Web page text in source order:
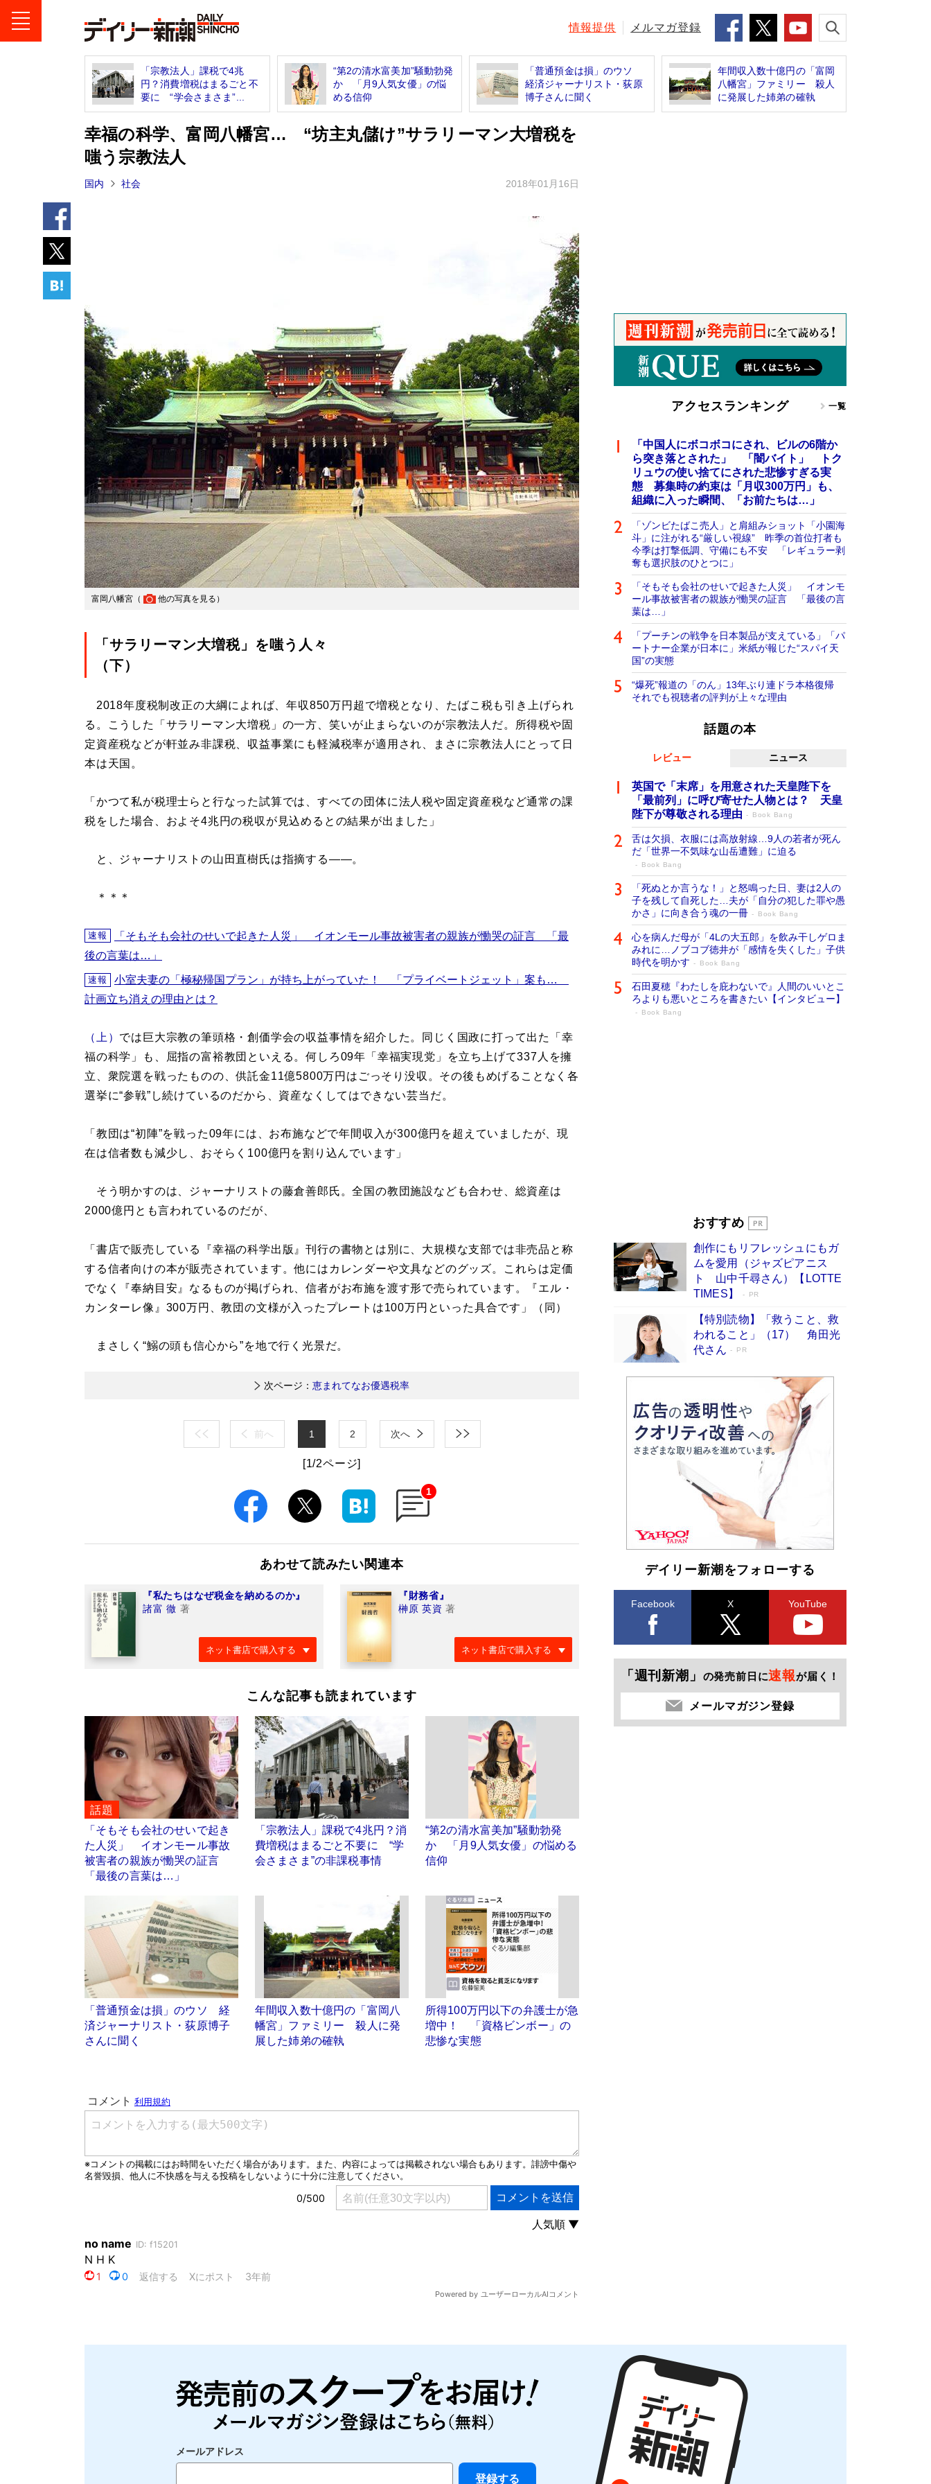
情報提供 メルマガ登録
「宗教法人」課税で4兆
円？消費増税はまるごと不
要に “学会さまさま”...
“第2の清水富美加”騒動勃発
か 「月9人気女優」の悩
める信仰
「普通預金は損」のウソ
経済ジャーナリスト・荻原
博子さんに聞く
年間収入数十億円の「富岡
八幡宮」ファミリー 殺人
に発展した姉弟の確執
幸福の科学、富岡八幡宮… “坊主丸儲け”サラリーマン大増税を
嗤う宗教法人
国内 社会 2018年01月16日
富岡八幡宮（ 他の写真を見る ）
「サラリーマン大増税」を嗤う人々
（下）
2018年度税制改正の大綱によれば、年収850万円超で増税となり、たばこ税も引き上げられ
る。こうした「サラリーマン大増税」の一方、笑いが止まらないのが宗教法人だ。所得税や固
定資産税などが軒並み非課税、収益事業にも軽減税率が適用され、まさに宗教法人にとって日
本は天国。
「かつて私が税理士らと行なった試算では、すべての団体に法人税や固定資産税など通常の課
税をした場合、およそ4兆円の税収が見込めるとの結果が出ました」
と、ジャーナリストの山田直樹氏は指摘する――。
＊＊＊
速報
「そもそも会社のせいで起きた人災」 イオンモール事故被害者の親族が慟哭の証言 「最
後の言葉は…」
速報
小室夫妻の「極秘帰国プラン」が持ち上がっていた！ 「プライベートジェット」案も…
計画立ち消えの理由とは？
（上） では巨大宗教の筆頭格・創価学会の収益事情を紹介した。同じく国政に打って出た「幸
福の科学」も、屈指の富裕教団といえる。何しろ09年「幸福実現党」を立ち上げて337人を擁
立、衆院選を戦ったものの、供託金11億5800万円はごっそり没収。その後もめげることなく各
選挙に“参戦”し続けているのだから、資産なくしてはできない芸当だ。
「教団は“初陣”を戦った09年には、お布施などで年間収入が300億円を超えていましたが、現
在は信者数も減少し、おそらく100億円を割り込んでいます」
そう明かすのは、ジャーナリストの藤倉善郎氏。全国の教団施設なども合わせ、総資産は
2000億円とも言われているのだが、
「書店で販売している『幸福の科学出版』刊行の書物とは別に、大規模な支部では非売品と称
する信者向けの本が販売されています。他にはカレンダーや文具などのグッズ。これらは定価
でなく『奉納目安』なるものが掲げられ、信者がお布施を渡す形で売られています。『エル・
カンターレ像』300万円、教団の文様が入ったプレートは100万円といった具合です」（同）
まさしく“鰯の頭も信心から”を地で行く光景だ。
次ページ： 恵まれてなお優遇税率
前へ 1 2 次へ
[1/2ページ]
1
あわせて読みたい関連本
『私たちはなぜ税金を納めるのか』
諸富 徹 著
ネット書店で購入する
『財務省』
榊原 英資 著
ネット書店で購入する
こんな記事も読まれています
話題
「そもそも会社のせいで起き
た人災」 イオンモール事故
被害者の親族が慟哭の証言
「最後の言葉は…」
「宗教法人」課税で4兆円？消
費増税はまるごと不要に “学
会さまさま”の非課税事情
“第2の清水富美加”騒動勃発
か 「月9人気女優」の悩める
信仰
「普通預金は損」のウソ 経
済ジャーナリスト・荻原博子
さんに聞く
年間収入数十億円の「富岡八
幡宮」ファミリー 殺人に発
展した姉弟の確執
所得100万円以下の弁護士が急
増中！ 「資格ビンボー」の
悲惨な実態
アクセスランキング 一覧
「中国人にボコボコにされ、ビルの6階か
ら突き落とされた」 「闇バイト」 トク
リュウの使い捨てにされた悲惨すぎる実
態 募集時の約束は「月収300万円」も、
組織に入った瞬間、「お前たちは…」
「ゾンビたばこ売人」と肩組みショット「小園海
斗」に注がれる“厳しい視線” 昨季の首位打者も
今季は打撃低調、守備にも不安 「レギュラー剥
奪も選択肢のひとつに」
「そもそも会社のせいで起きた人災」 イオンモ
ール事故被害者の親族が慟哭の証言 「最後の言
葉は…」
「プーチンの戦争を日本製品が支えている」「パ
ートナー企業が日本に」米紙が報じた“スパイ天
国”の実態
“爆死”報道の「のん」13年ぶり連ドラ本格復帰
それでも視聴者の評判が上々な理由
話題の本
レビュー ニュース
英国で「末席」を用意された天皇陛下を
「最前列」に呼び寄せた人物とは？ 天皇
陛下が尊敬される理由
Book Bang
舌は欠損、衣服には高放射線…9人の若者が死ん
だ「世界一不気味な山岳遭難」に迫る
Book Bang
「死ぬとか言うな！」と怒鳴った日、妻は2人の
子を残して自死した…夫が「自分の犯した罪や愚
かさ」に向き合う魂の一冊
Book Bang
心を病んだ母が「4Lの大五郎」を飲み干しゲロま
みれに…ノブコブ徳井が「感情を失くした」子供
時代を明かす
Book Bang
石田夏穂『わたしを庇わないで』人間のいいとこ
ろよりも悪いところを書きたい【インタビュー】
Book Bang
開発への関心を押し上げた18年の物語に幕 特装
Book Bang
「不意に涙が出そうに…」高嶋政伸が明かし
た“13歳の娘を暴行する役”への葛藤 インティマ
シーコーディネーターに支えられたNHK『大奥』
おすすめ
創作にもリフレッシュにもガ
ムを愛用（ジャズピアニス
ト 山中千尋さん）【LOTTE
TIMES】
PR
【特別読物】「救うこと、救
われること」（17） 角田光
代さん
PR
デイリー新潮をフォローする
Facebook X YouTube
「週刊新潮」 の発売前日に速報が届く！
メールマガジン登録
メールアドレス